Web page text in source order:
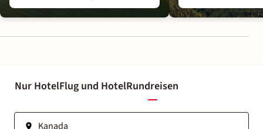
Nur HotelFlug und HotelRundreisen